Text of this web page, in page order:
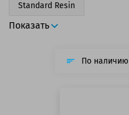
Standard Resin
Показать
По наличию